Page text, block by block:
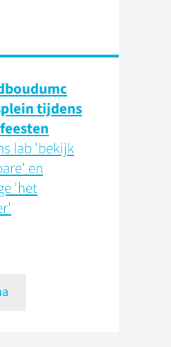
tijdens
lab 'bekijk
en
'het